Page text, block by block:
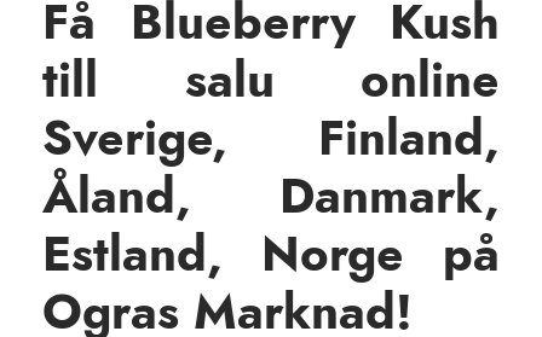
d
Få Blueberry Kush
till salu online
Sverige, Finland,
Åland, Danmark,
Estland, Norge på
Ogras Marknad!